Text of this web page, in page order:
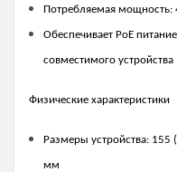
Потребляемая мощность:
Обеспечивает PoE
совместимого устройства
Физические характеристики
Размеры устройства: 155
мм